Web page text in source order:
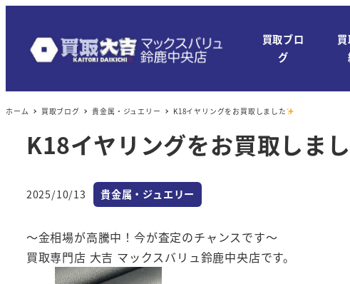
ン
テ
買取ブロ
グ
ホーム 買取ブログ 貴金属・ジュエリー K18イヤリングをお買取しました
K18イヤリングをお買取しま
投稿日
2025/10/13 カテゴリー
貴金属・ジュエリー
～金相場が高騰中！今が査定のチャンスです～
買取専門店 大吉 マックスバリュ鈴鹿中央店です。